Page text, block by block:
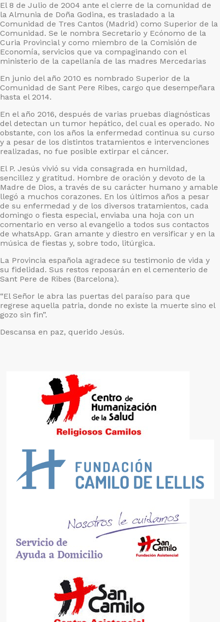
El 8 de Julio de 2004 ante el cierre de la comunidad de
la Almunia de Doña Godina, es trasladado a la
Comunidad de Tres Cantos (Madrid) como Superior de la
Comunidad. Se le nombra Secretario y Ecónomo de la
Curia Provincial y como miembro de la Comisión de
Economía, servicios que va compaginando con el
ministerio de la capellanía de las madres Mercedarias
En junio del año 2010 es nombrado Superior de la
Comunidad de Sant Pere Ribes, cargo que desempeñara
hasta el 2014.
En el año 2016, después de varias pruebas diagnósticas
del detectan un tumor hepático, del cual es operado. No
obstante, con los años la enfermedad continua su curso
y a pesar de los distintos tratamientos e intervenciones
realizadas, no fue posible extirpar el cáncer.
El P. Jesús vivió su vida consagrada en humildad,
sencillez y gratitud. Hombre de oración y devoto de la
Madre de Dios, a través de su carácter humano y amable
llegó a muchos corazones. En los últimos años a pesar
de su enfermedad y de los diversos tratamientos, cada
domingo o fiesta especial, enviaba una hoja con un
comentario en verso al evangelio a todos sus contactos
de whatsApp. Gran amante y diestro en versificar y en la
música de fiestas y, sobre todo, litúrgica.
La Provincia española agradece su testimonio de vida y
su fidelidad. Sus restos reposarán en el cementerio de
Sant Pere de Ribes (Barcelona).
“El Señor le abra las puertas del paraíso para que
regrese aquella patria, donde no existe la muerte sino el
gozo sin fin”.
Descansa en paz, querido Jesús.